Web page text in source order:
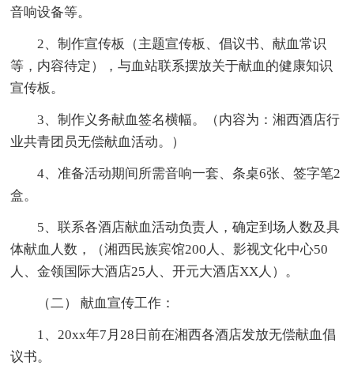
音响设备等。
2、制作宣传板（主题宣传板、倡议书、献血常识
等，内容待定），与血站联系摆放关于献血的健康知识
宣传板。
3、制作义务献血签名横幅。（内容为：湘西酒店行
业共青团员无偿献血活动。）
4、准备活动期间所需音响一套、条桌6张、签字笔2
盒。
5、联系各酒店献血活动负责人，确定到场人数及具
体献血人数，（湘西民族宾馆200人、影视文化中心50
人、金领国际大酒店25人、开元大酒店XX人）。
（二） 献血宣传工作：
1、20xx年7月28日前在湘西各酒店发放无偿献血倡
议书。